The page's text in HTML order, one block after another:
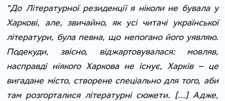
"До Літературної резиденції я ніколи не бувала у
Харкові, але, звичайно, як усі читачі української
літератури, була певна, що непогано його уявляю.
Подекуди, звісно, віджартовувалася: мовляв,
насправді ніякого Харкова не існує, Харків – це
вигадане місто, створене спеціально для того, аби
там розгорталися літературні сюжети. [...] Адже,